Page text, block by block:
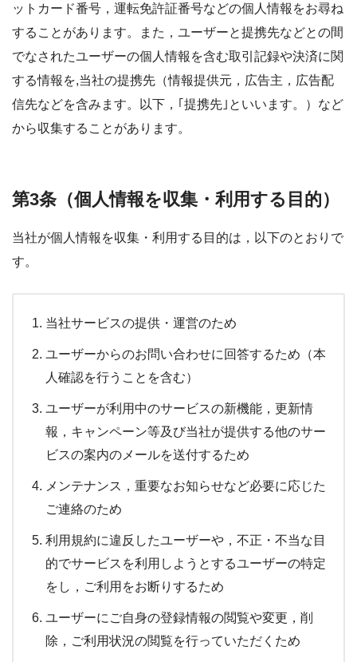
ットカード番号，運転免許証番号などの個人情報をお尋ね
することがあります。また，ユーザーと提携先などとの間
でなされたユーザーの個人情報を含む取引記録や決済に関
する情報を,当社の提携先（情報提供元，広告主，広告配
信先などを含みます。以下，｢提携先｣といいます。）など
から収集することがあります。
第3条（個人情報を収集・利用する目的）
当社が個人情報を収集・利用する目的は，以下のとおりで
す。
当社サービスの提供・運営のため
ユーザーからのお問い合わせに回答するため（本
人確認を行うことを含む）
ユーザーが利用中のサービスの新機能，更新情
報，キャンペーン等及び当社が提供する他のサー
ビスの案内のメールを送付するため
メンテナンス，重要なお知らせなど必要に応じた
ご連絡のため
利用規約に違反したユーザーや，不正・不当な目
的でサービスを利用しようとするユーザーの特定
をし，ご利用をお断りするため
ユーザーにご自身の登録情報の閲覧や変更，削
除，ご利用状況の閲覧を行っていただくため